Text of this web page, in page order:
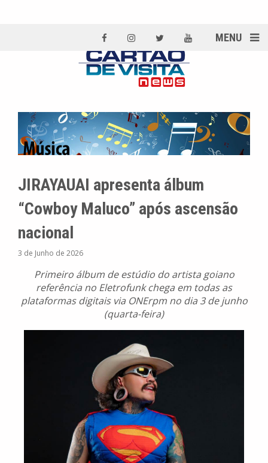
MENU
JIRAYAUAI apresenta álbum
“Cowboy Maluco” após ascensão
nacional
3 de Junho de 2026
Primeiro álbum de estúdio do artista goiano
referência no Eletrofunk chega em todas as
plataformas digitais via ONErpm no dia 3 de junho
(quarta-feira)